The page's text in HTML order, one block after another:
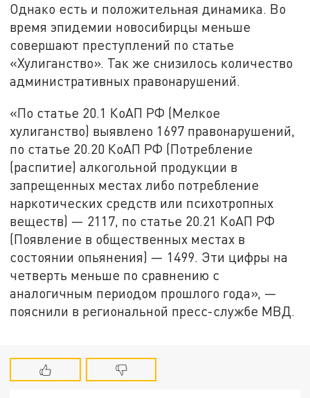
Однако есть и положительная динамика. Во
время эпидемии новосибирцы меньше
совершают преступлений по статье
«Хулиганство». Так же снизилось количество
административных правонарушений.
«По статье 20.1 КоАП РФ (Мелкое
хулиганство) выявлено 1697 правонарушений,
по статье 20.20 КоАП РФ (Потребление
(распитие) алкогольной продукции в
запрещенных местах либо потребление
наркотических средств или психотропных
веществ) — 2117, по статье 20.21 КоАП РФ
(Появление в общественных местах в
состоянии опьянения) — 1499. Эти цифры на
четверть меньше по сравнению с
аналогичным периодом прошлого года», —
пояснили в региональной пресс-службе МВД.